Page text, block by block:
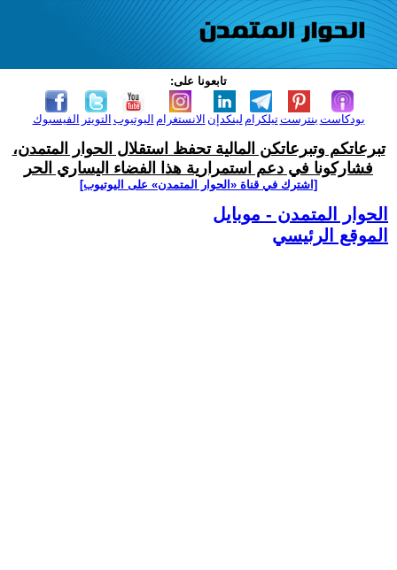
تابعونا على:
الفيسبوك التويتر اليوتيوب الانستغرام لينكدإن تيلكرامبنترست بودكاست
تبرعاتكم وتبرعاتكن المالية تحفظ استقلال الحوار المتمدن،
فشاركونا في دعم استمرارية هذا الفضاء اليساري الحر
[اشترك في قناة ‫«الحوار المتمدن» على اليوتيوب]
الحوار المتمدن - موبايل
الموقع الرئيسي